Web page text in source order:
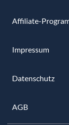
Affiliate-
Impressum
Datenschutz
AGB